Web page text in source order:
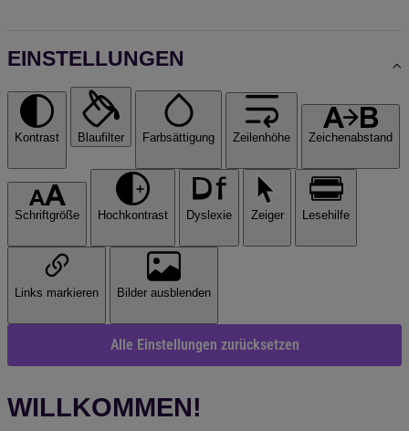
EINSTELLUNGEN
Kontrast Blaufilter Farbsättigung Zeilenhöhe Zeichenabstand
Schriftgröße Hochkontrast Dyslexie Zeiger Lesehilfe
Links markieren Bilder ausblenden
Alle Einstellungen zurücksetzen
WILLKOMMEN!